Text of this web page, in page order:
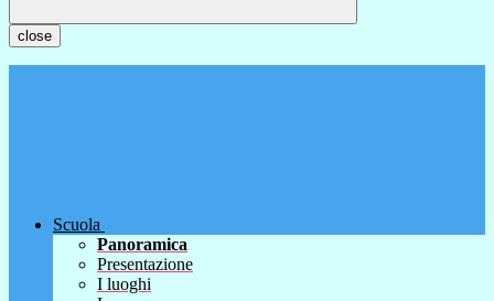
close
Scuola
Panoramica
Presentazione
I luoghi